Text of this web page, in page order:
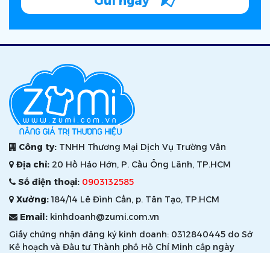
Công ty: TNHH Thương Mại Dịch Vụ Trường Vân
Địa chỉ: 20 Hồ Hảo Hớn, P. Cầu Ông Lãnh, TP.HCM
Số điện thoại: 0903132585
Xưởng:184/14 Lê Đình Cẩn, p. Tân Tạo, TP.HCM
Email: kinhdoanh@zumi.com.vn
Giấy chứng nhận đăng ký kinh doanh: 0312840445 do Sở
Kế hoạch và Đầu tư Thành phố Hồ Chí Minh cấp ngày